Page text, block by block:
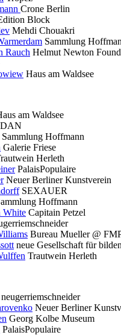
Crone Berlin
Block
Mehdi Chouakri
Sammlung
Rauch Helmut Newton
Haus am Waldsee
am Waldsee
Sammlung Hoffmann
Galerie Friese
Herleth
PalaisPopulaire
Neuer Berliner Kunstverein
SEXAUER
Hoffmann
White Capitain Petzel
Bureau Mueller @
neue Gesellschaft für
Trautwein Herleth
neugerriemschneider
Neuer Berliner
Georg Kolbe Museum
PalaisPopulaire